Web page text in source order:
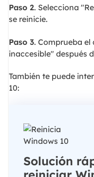
Paso 2. Selecciona
se reinicie.
Paso 3. Comprueba
inaccesible" después
También te puede
10:
Solución